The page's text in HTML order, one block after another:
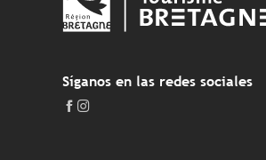
Síganos en las redes sociales